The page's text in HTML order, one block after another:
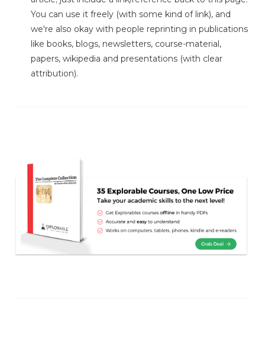
You can use it freely (with some kind of link), and
we're also okay with people reprinting in publications
like books, blogs, newsletters, course-material,
papers, wikipedia and presentations (with clear
attribution).